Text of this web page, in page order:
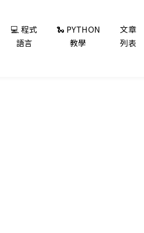
💻 程式
語言
🐍 PYTHON
教學
文章
列表